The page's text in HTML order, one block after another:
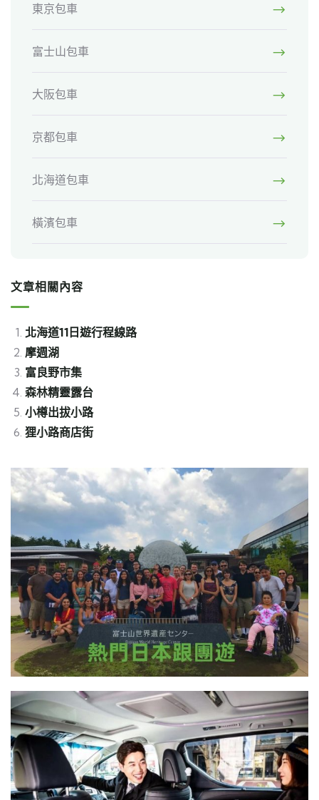
東京包車
富士山包車
大阪包車
京都包車
北海道包車
橫濱包車
文章相關內容
北海道11日遊行程線路
摩週湖
富良野市集
森林精靈露台
小樽出拔小路
狸小路商店街